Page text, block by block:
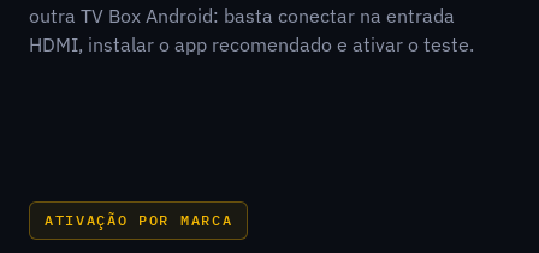
outra TV Box Android: basta conectar na entrada
HDMI, instalar o app recomendado e ativar o teste.
ATIVAÇÃO POR MARCA